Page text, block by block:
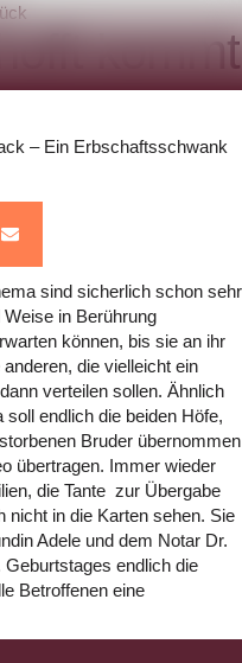
kommt
– Ein Erbschaftsschwank
sind sicherlich schon sehr
in Berührung
können, bis sie an ihr
die vielleicht ein
verteilen sollen. Ähnlich
endlich die beiden Höfe,
Bruder übernommen
übertragen. Immer wieder
die Tante zur Übergabe
nicht in die Karten sehen. Sie
Adele und dem Notar Dr.
endlich die
Betroffenen eine